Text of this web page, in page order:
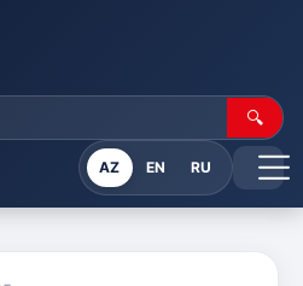
🔍
AZ EN RU